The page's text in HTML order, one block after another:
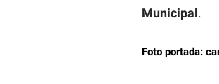
Municipal.
Foto portada: